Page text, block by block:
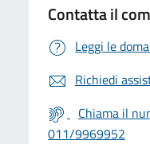
Contatta il
Leggi le
Richiedi
Chiama il
011/9969952